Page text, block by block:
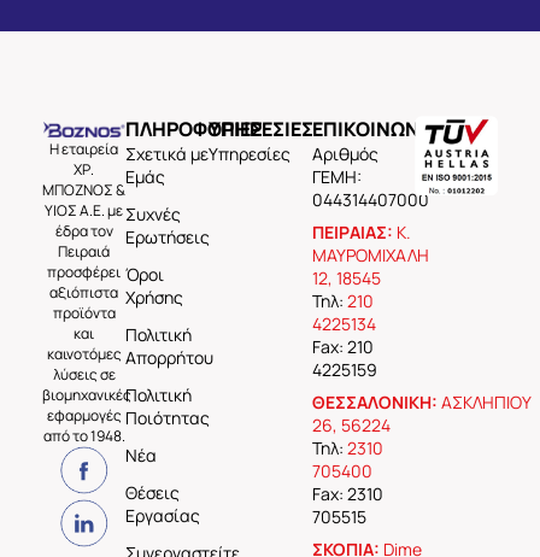
Η εταιρεία
ΧΡ.
ΜΠΟΖΝΟΣ &
ΥΙΟΣ Α.Ε. με
έδρα τον
Πειραιά
προσφέρει
αξιόπιστα
προϊόντα
και
καινοτόμες
λύσεις σε
βιομηχανικές
εφαρμογές
από το 1948.
ΠΛΗΡΟΦΟΡΙΕΣ
Σχετικά με
Εμάς
Συχνές
Ερωτήσεις
Όροι
Χρήσης
Πολιτική
Απορρήτου
Πολιτική
Ποιότητας
Νέα
Θέσεις
Εργασίας
ΥΠΗΡΕΣΙΕΣ
Υπηρεσίες
ΕΠΙΚΟΙΝΩΝΙΑ
Aριθμός
ΓΕΜΗ:
044314407000
ΠΕΙΡΑΙΑΣ: Κ.
ΜΑΥΡΟΜΙΧΑΛΗ
12, 18545
Τηλ: 210
4225134
Fax: 210
4225159
ΘΕΣΣΑΛΟΝΙΚΗ: ΑΣΚΛΗΠΙΟΥ
26, 56224
Τηλ: 2310
705400
Fax: 2310
705515
ΣΚΟΠΙΑ: Dime